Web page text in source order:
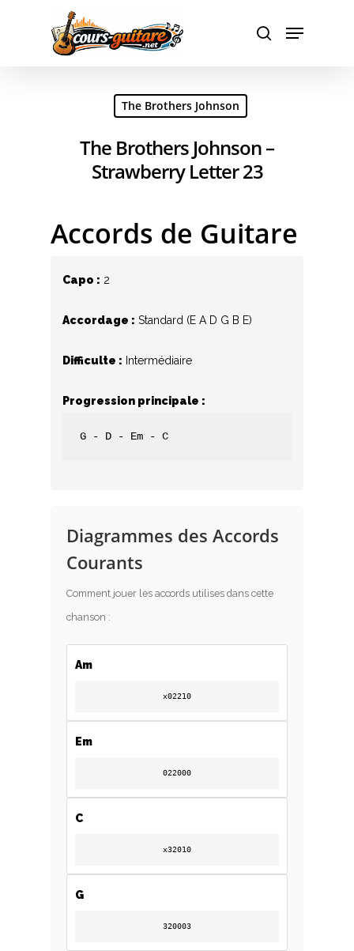
Hit enter to search or ESC to close
The Brothers Johnson
The Brothers Johnson –
Strawberry Letter 23
Accords de Guitare
Capo : 2
Accordage : Standard (E A D G B E)
Difficulte : Intermédiaire
Progression principale :
G - D - Em - C
Diagrammes des Accords
Courants
Comment jouer les accords utilises dans cette
chanson :
Am
x02210
Em
022000
C
x32010
G
320003